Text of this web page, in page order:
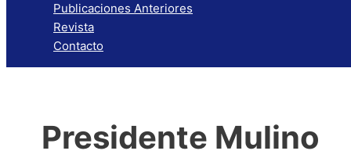
Publicaciones Anteriores
Revista
Contacto
Presidente Mulino